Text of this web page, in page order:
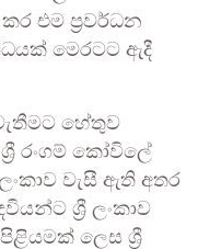
එම ප්‍රවර්ධන
මෙරටට ඇදී
හේතුව
රංගම් කෝවිලේ
වැසී ඇති අතර
ශ්‍රී ලංකාව
ලෙස ශ්‍රී